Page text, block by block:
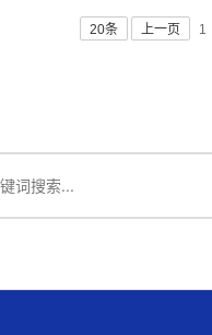
20条 上一页 1